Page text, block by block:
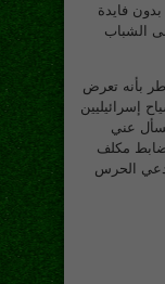
1973 المجيدة بدون فايدة
الشباب
بأنه تعرض
إسرائيليين
عني
مكلف
الحرس